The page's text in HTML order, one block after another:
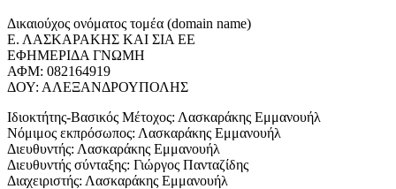
Δικαιούχος ονόματος τομέα (domain name)
Ε. ΛΑΣΚΑΡΑΚΗΣ ΚΑΙ ΣΙΑ ΕΕ
ΕΦΗΜΕΡΙΔΑ ΓΝΩΜΗ
ΑΦΜ: 082164919
ΔΟΥ: ΑΛΕΞΑΝΔΡΟΥΠΟΛΗΣ
Ιδιοκτήτης-Βασικός Μέτοχος: Λασκαράκης Εμμανουήλ
Νόμιμος εκπρόσωπος: Λασκαράκης Εμμανουήλ
Διευθυντής: Λασκαράκης Εμμανουήλ
Διευθυντής σύνταξης: Γιώργος Πανταζίδης
Διαχειριστής: Λασκαράκης Εμμανουήλ